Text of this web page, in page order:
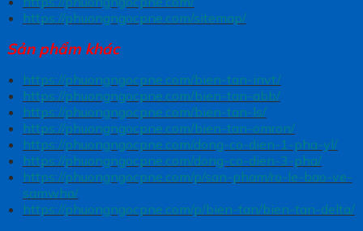
https://phuongngocpne.com/sitemap/
Sản phẩm khác
https://phuongngocpne.com/bien-tan-invt/
https://phuongngocpne.com/bien-tan-abb/
https://phuongngocpne.com/bien-tan-ls/
https://phuongngocpne.com/bien-tan-omron/
https://phuongngocpne.com/dong-co-dien-1-pha-yl/
https://phuongngocpne.com/dong-co-dien-3-pha/
https://phuongngocpne.com/p/san-pham/ro-le-bao-ve-
samwha/
https://phuongngocpne.com/p/bien-tan/bien-tan-delta/